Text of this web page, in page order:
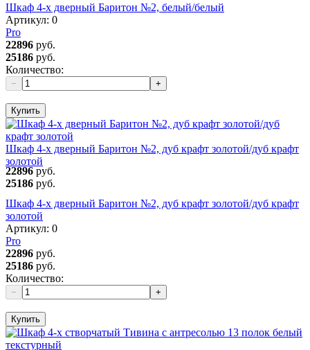
Шкаф 4-х дверный Баритон №2, белый/белый
Артикул: 0
Pro
22896 руб.
25186 руб.
Количество:
− +
Купить
Шкаф 4-х дверный Баритон №2, дуб крафт золотой/дуб крафт
золотой
22896 руб.
25186 руб.
Шкаф 4-х дверный Баритон №2, дуб крафт золотой/дуб крафт
золотой
Артикул: 0
Pro
22896 руб.
25186 руб.
Количество:
− +
Купить